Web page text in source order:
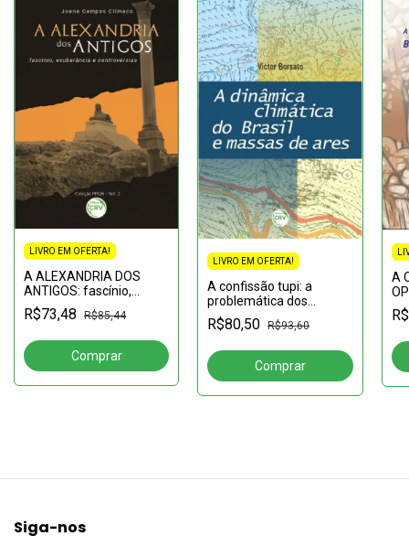
LIVRO EM OFERTA!
A ALEXANDRIA DOS
ANTIGOS: fascínio,
exuberância e
controvérsias Coleção
R$73,48 R$85,44
LIVRO EM OFERTA!
A confissão tupi: a
problemática dos
confessionários
jesuítico-tupi nos séculos
Grão-Pará e Mar
R$80,50 R$93,60
A
Siga-nos